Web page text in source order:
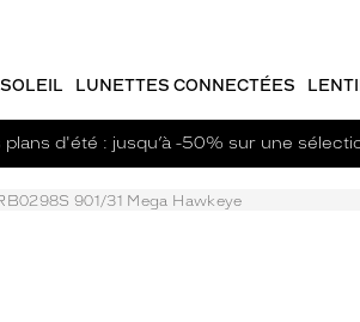
LUNETTES CONNECTÉES
plans d'été : jusqu’à -50% sur une
901/31 Mega Hawkeye